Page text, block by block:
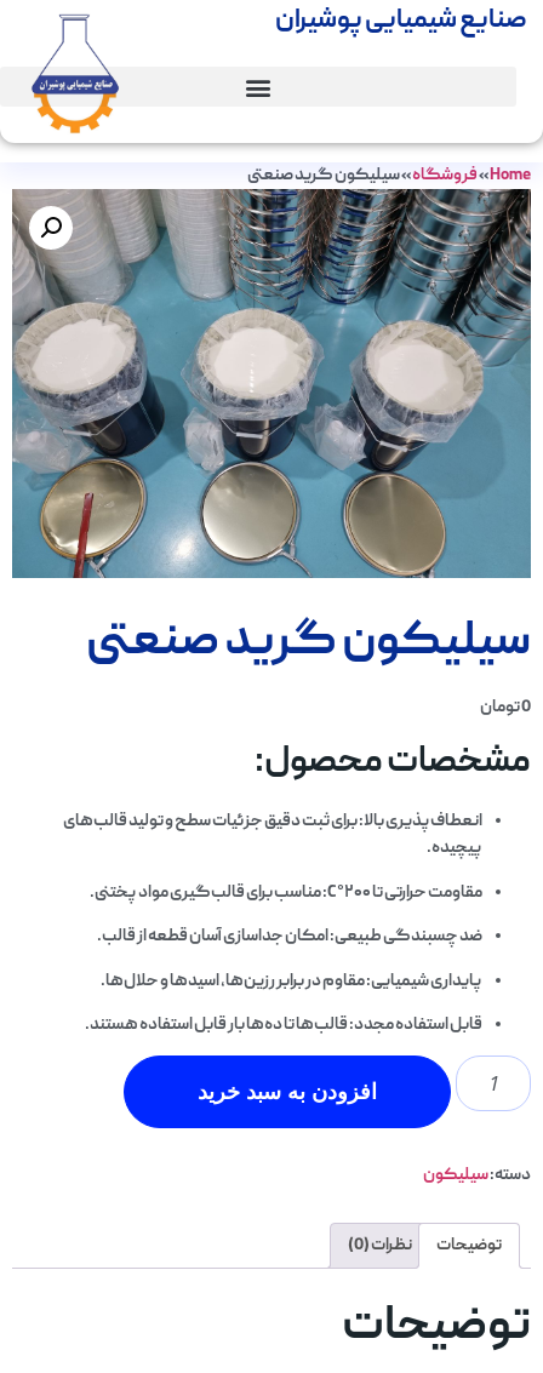
صنایع شیمیایی پوشیران
Home
»فروشگاه»سیلیکون گرید صنعتی
سیلیکون گرید صنعتی
0تومان
مشخصات محصول:
انعطاف‌پذیری بالا: برای ثبت دقیق جزئیات سطح و تولید قالب‌های
پیچیده.
مقاومت حرارتی تا ۲۰۰°C
: مناسب برای قالب‌گیری مواد پختنی.
ضد چسبندگی طبیعی: امکان جداسازی آسان قطعه از قالب.
پایداری شیمیایی: مقاوم در برابر رزین‌ها، اسیدها و حلال‌ها.
قابل استفاده مجدد: قالب‌ها تا ده‌ها بار قابل استفاده هستند.
افزودن به سبد خرید
دسته:سیلیکون
توضیحات نظرات (0)
توضیحات